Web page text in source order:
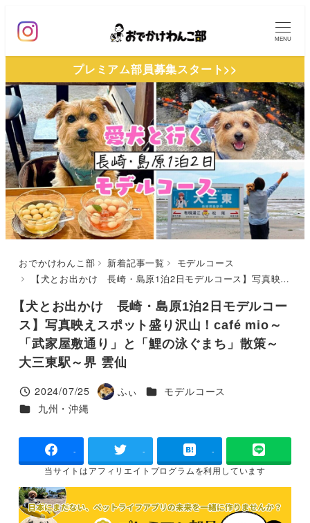
ン
ン
テ
ン
ツ
へ
移
動
MENU
プレミアム部員募集スタート>>
おでかけわんこ部 新着記事一覧
モデルコース
【犬とお出かけ 長崎・島原1泊2日モデルコース】写真映えスポット盛り沢山！café mio～「武家屋敷通り」と「鯉の泳ぐまち」散策～大三東駅～界 雲仙
【犬とお出かけ 長崎・島原1泊2日モデルコー
ス】写真映えスポット盛り沢山！café mio～
「武家屋敷通り」と「鯉の泳ぐまち」散策～
大三東駅～界 雲仙
投稿日
2024/07/25
著
ふぃ カテゴリー
モデルコース
カテゴリー
九州・沖縄
- - -
当サイトはアフィリエイトプログラムを利用しています